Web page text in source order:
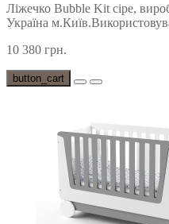
Ліжечко Bubble Kit сіре,
Україна
10 380 грн.
button_cart